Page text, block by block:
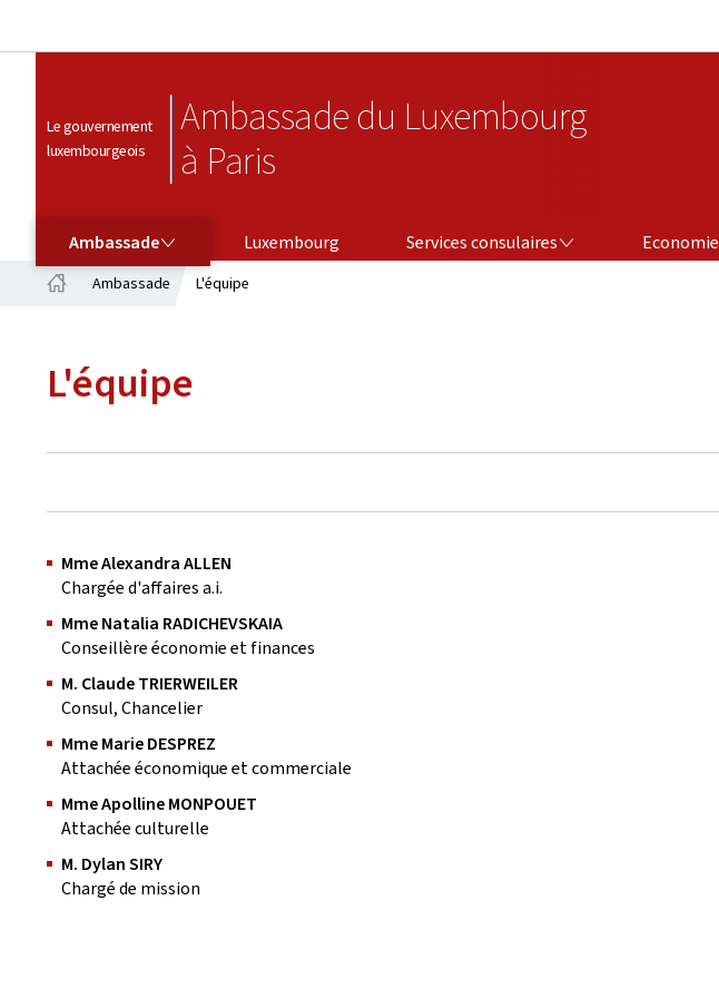
Le gouvernement
luxembourgeois
Ambassade du Luxembourg
à Paris
Ambassade Luxembourg Services consulaires Economie
Ambassade L'équipe
L'équipe
Mme Alexandra ALLEN
Chargée d'affaires a.i.
Mme Natalia RADICHEVSKAIA
Conseillère économie et finances
M. Claude TRIERWEILER
Consul, Chancelier
Mme Marie DESPREZ
Attachée économique et commerciale
Mme Apolline MONPOUET
Attachée culturelle
M. Dylan SIRY
Chargé de mission